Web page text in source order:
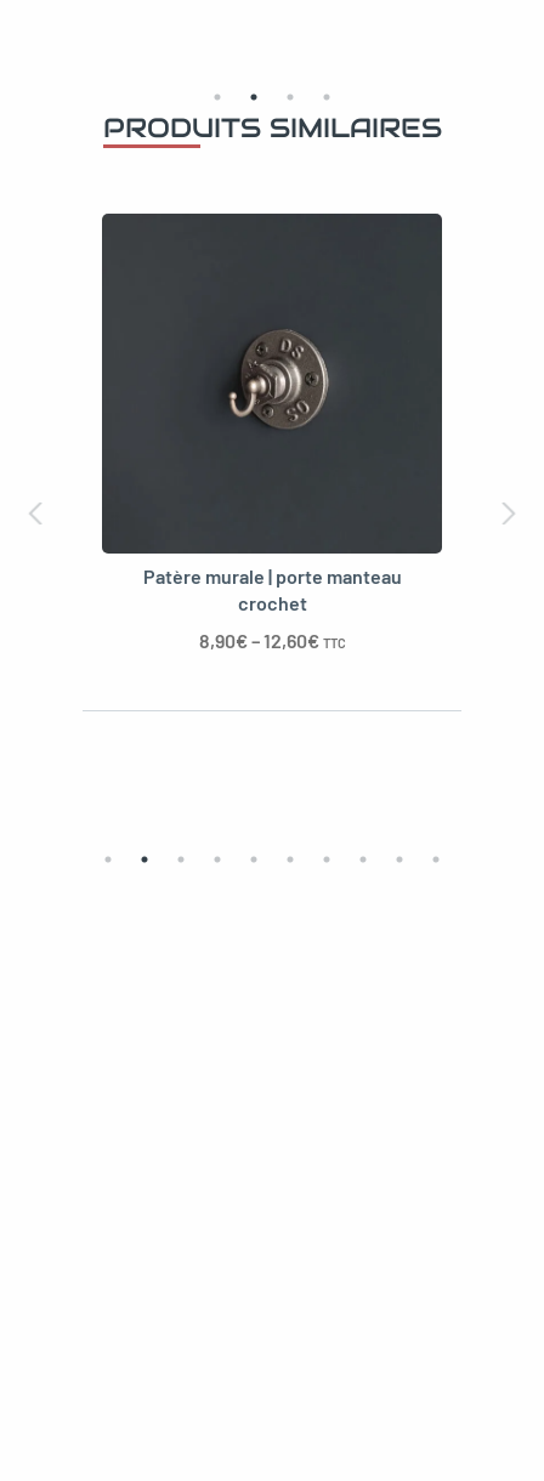
PRODUITS SIMILAIRES
Patère murale | porte manteau
crochet
8,90€–12,60€ TTC